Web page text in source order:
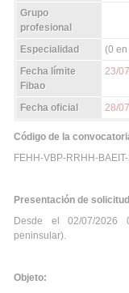
Grupo
profesional
Especialidad
(0 en
Fecha límite
Fibao
23/
Fecha oficial 28/
Código de la
FEHH-VBP-RRHH-
Presentación de
Desde el 02/07/2026
peninsular).
Objeto: